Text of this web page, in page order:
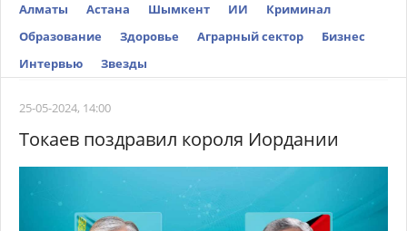
Алматы Астана Шымкент ИИ
Криминал
Образование
Здоровье Аграрный сектор
Бизнес
Интервью
Звезды
25-05-2024, 14:00
Токаев поздравил короля Иордании